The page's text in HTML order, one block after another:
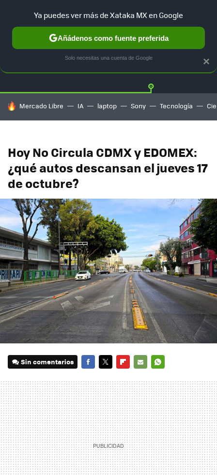
TESLA UBER AUTO ELECTRICO Twitter
HOY SE HABLA DE
Mercado Libre IA laptop Sony Tecnología
Hoy No Circula CDMX y EDOMEX:
¿qué autos descansan el jueves 17
de octubre?
Sin comentarios
MAIL
×
Ya puedes ver más de Xataka MX en Google
Añádenos como fuente preferida
Solo necesitas una cuenta de Google